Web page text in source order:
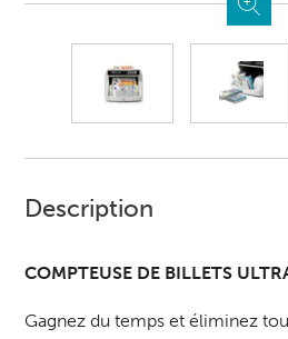
Description
COMPTEUSE DE BILLETS
Gagnez du temps et éliminez